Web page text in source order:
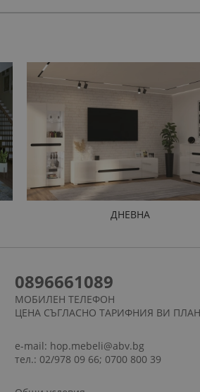
ДНЕВНА
0896661089
МОБИЛЕН ТЕЛЕФОН
ЦЕНА СЪГЛАСНО ТАРИФНИЯ ВИ ПЛАН
e-mail: hop.mebeli@abv.bg
тел.: 02/978 09 66; 0700 800 39